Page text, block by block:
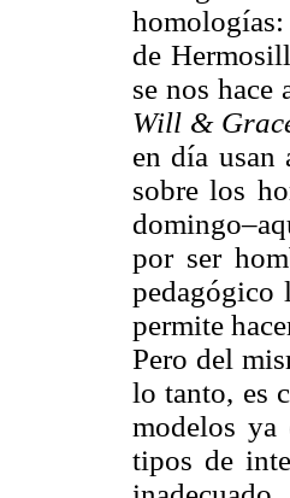
de
se nos
Will &
en día usan
sobre los
por ser
pedagógico
permite
Pero del
lo tanto, es
modelos
tipos de